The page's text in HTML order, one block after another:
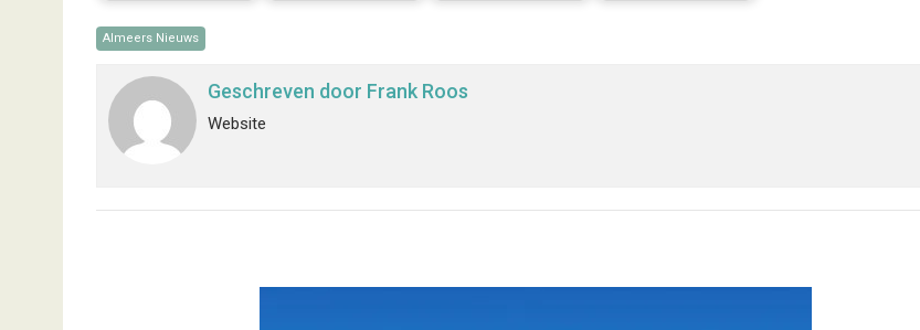
Almeers Nieuws
Geschreven door Frank Roos
Website